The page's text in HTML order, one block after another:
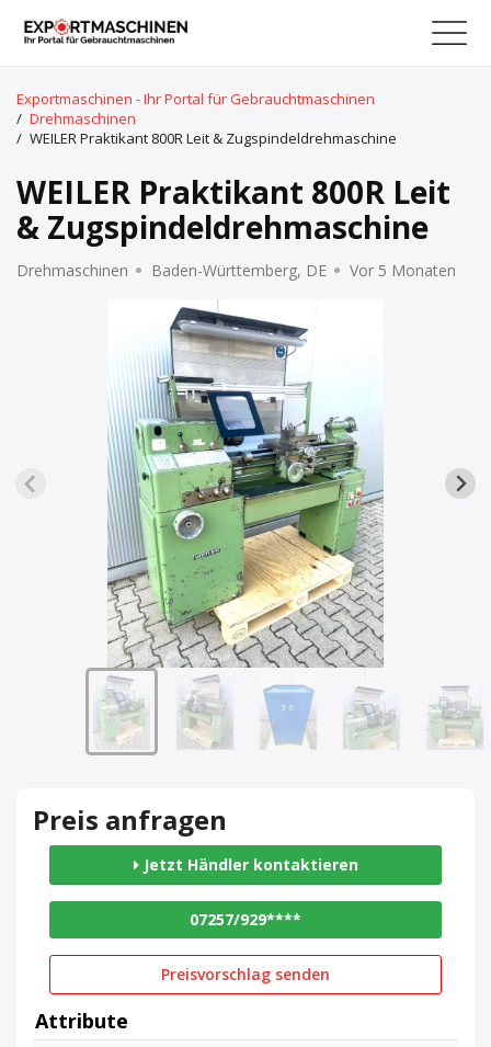
Exportmaschinen - Ihr Portal für Gebrauchtmaschinen
/ Drehmaschinen
/ WEILER Praktikant 800R Leit & Zugspindeldrehmaschine
WEILER Praktikant 800R Leit
& Zugspindeldrehmaschine
Drehmaschinen Baden-Württemberg, DE Vor 5 Monaten
Preis anfragen
Jetzt Händler kontaktieren
07257/929****
Preisvorschlag senden
Attribute